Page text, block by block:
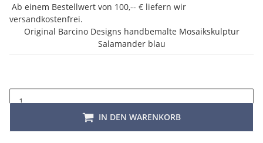
Ab einem Bestellwert von 100,-- € liefern wir
versandkostenfrei.
Original Barcino Designs handbemalte Mosaikskulptur
Salamander blau
IN DEN WARENKORB